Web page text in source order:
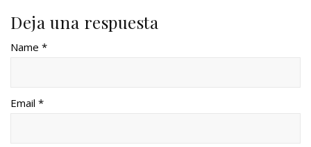
Deja una respuesta
Name *
Email *